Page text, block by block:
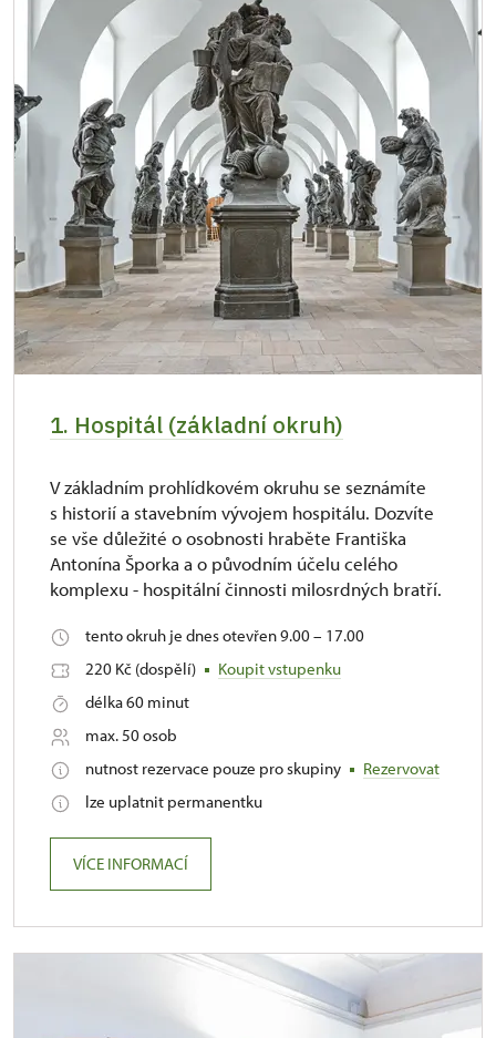
1. Hospitál (základní okruh)
V základním prohlídkovém okruhu se seznámíte
s historií a stavebním vývojem hospitálu. Dozvíte
se vše důležité o osobnosti hraběte Františka
Antonína Šporka a o původním účelu celého
komplexu - hospitální činnosti milosrdných bratří.
tento okruh je dnes otevřen 9.00 – 17.00
220 Kč (dospělí)
Koupit vstupenku
délka 60 minut
max. 50 osob
nutnost rezervace pouze pro skupiny
Rezervovat
lze uplatnit permanentku
VÍCE INFORMACÍ